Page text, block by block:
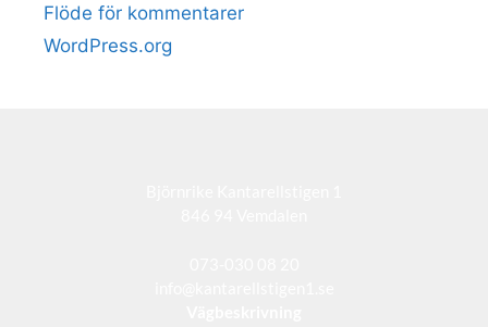
Flöde för kommentarer
WordPress.org